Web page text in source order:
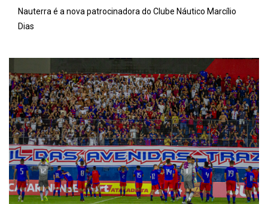
Nauterra é a nova patrocinadora do Clube Náutico Marcílio
Dias